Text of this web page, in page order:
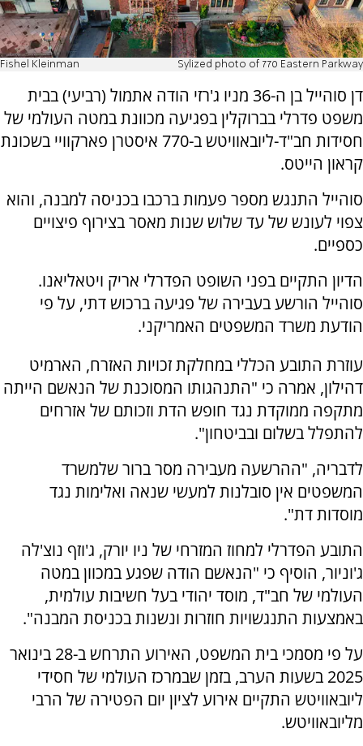
Sylized photo of 770 Eastern Parkway
Fishel Kleinman
דן סוהייל בן ה-36 מניו ג'רזי הודה אתמול (רביעי) בבית
משפט פדרלי בברוקלין בפגיעה מכוונת במטה העולמי של
חסידות חב"ד-ליובאוויטש ב-770 איסטרן פארקוויי בשכונת
קראון הייטס.
סוהייל התנגש מספר פעמות ברכבו בכניסה למבנה, והוא
צפוי לעונש של עד שלוש שנות מאסר בצירוף פיצויים
כספיים.
הדיון התקיים בפני השופט הפדרלי אריק ויטאליאנו.
סוהייל הורשע בעבירה של פגיעה ברכוש דתי, על פי
הודעת משרד המשפטים האמריקני.
עוזרת התובע הכללי במחלקת זכויות האזרח, הארמיט
דהילון, אמרה כי "התנהגותו המסוכנת של הנאשם הייתה
מתקפה ממוקדת נגד חופש הדת וזכותם של אזרחים
להתפלל בשלום ובביטחון".
לדבריה, "ההרשעה מעבירה מסר ברור שלמשרד
המשפטים אין סובלנות למעשי שנאה ואלימות נגד
מוסדות דת".
התובע הפדרלי למחוז המזרחי של ניו יורק, ג'וזף נוצ'לה
ג'וניור, הוסיף כי "הנאשם הודה שפגע במכוון במטה
העולמי של חב"ד, מוסד יהודי בעל חשיבות עולמית,
באמצעות התנגשויות חוזרות ונשנות בכניסת המבנה".
על פי מסמכי בית המשפט, האירוע התרחש ב-28 בינואר
2025 בשעות הערב, בזמן שבמרכז העולמי של חסידי
ליובאוויטש התקיים אירוע לציון יום הפטירה של הרבי
מליובאוויטש.